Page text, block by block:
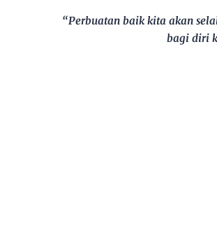
“Perbuatan baik kita akan
bagi diri